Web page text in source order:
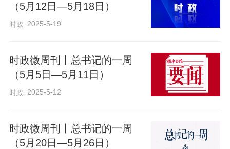
（5月12日—5月18日）
时政 2025-5-19
时政微周刊丨总书记的一周
（5月5日—5月11日）
时政 2025-5-12
时政微周刊丨总书记的一周
（5月20日—5月26日）